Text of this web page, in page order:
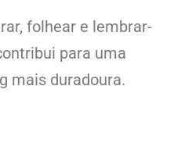
folhear e lembrar-
para uma
mais duradoura.